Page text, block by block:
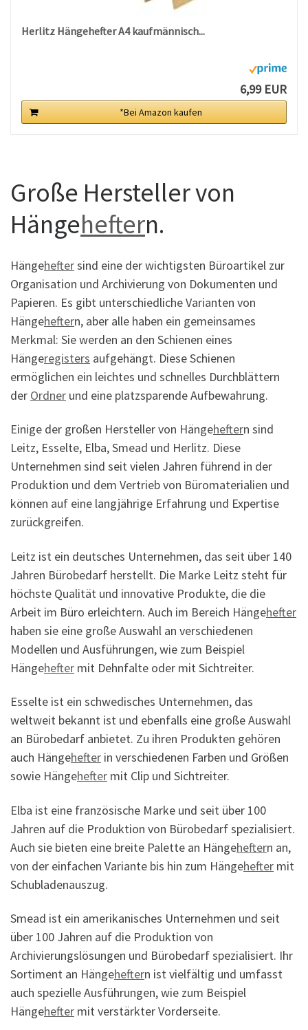
Herlitz Hängehefter A4 kaufmännisch...
6,99 EUR
*Bei Amazon kaufen
Große Hersteller von
Hängeheftern.
Hängeheftersind eine der wichtigsten Büroartikel zur
Organisation und Archivierung von Dokumenten und
Papieren. Es gibt unterschiedliche Varianten von
Hängeheftern, aber alle haben ein gemeinsames
Merkmal: Sie werden an den Schienen eines
Hängeregisters aufgehängt. Diese Schienen
ermöglichen ein leichtes und schnelles Durchblättern
der Ordner und eine platzsparende Aufbewahrung.
Einige der großen Hersteller von Hängeheftern sind
Leitz, Esselte, Elba, Smead und Herlitz. Diese
Unternehmen sind seit vielen Jahren führend in der
Produktion und dem Vertrieb von Büromaterialien und
können auf eine langjährige Erfahrung und Expertise
zurückgreifen.
Leitz ist ein deutsches Unternehmen, das seit über 140
Jahren Bürobedarf herstellt. Die Marke Leitz steht für
höchste Qualität und innovative Produkte, die die
Arbeit im Büro erleichtern. Auch im Bereich Hängehefter
haben sie eine große Auswahl an verschiedenen
Modellen und Ausführungen, wie zum Beispiel
Hängehefter mit Dehnfalte oder mit Sichtreiter.
Esselte ist ein schwedisches Unternehmen, das
weltweit bekannt ist und ebenfalls eine große Auswahl
an Bürobedarf anbietet. Zu ihren Produkten gehören
auch Hängehefter in verschiedenen Farben und Größen
sowie Hängehefter mit Clip und Sichtreiter.
Elba ist eine französische Marke und seit über 100
Jahren auf die Produktion von Bürobedarf spezialisiert.
Auch sie bieten eine breite Palette an Hängeheftern an,
von der einfachen Variante bis hin zum Hängehefter mit
Schubladenauszug.
Smead ist ein amerikanisches Unternehmen und seit
über 100 Jahren auf die Produktion von
Archivierungslösungen und Bürobedarf spezialisiert. Ihr
Sortiment an Hängeheftern ist vielfältig und umfasst
auch spezielle Ausführungen, wie zum Beispiel
Hängehefter mit verstärkter Vorderseite.